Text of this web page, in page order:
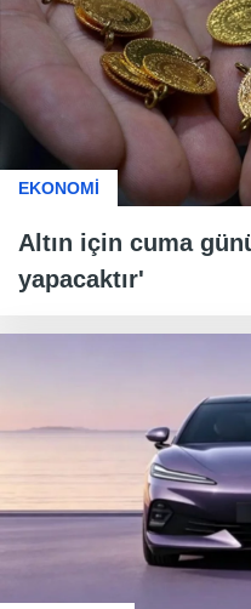
EKONOMİ
Altın için cuma
yapacaktır'